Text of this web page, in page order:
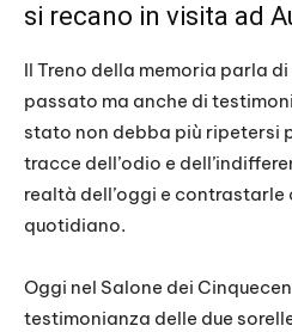
si recano in visita ad
Il Treno della memoria parla
passato ma anche di
stato non debba più ripetersi
tracce dell’odio e
realtà dell’oggi e contrastarle
quotidiano.
Oggi nel Salone dei
testimonianza delle due